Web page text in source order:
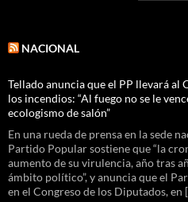
NACIONAL
Tellado anuncia que el PP llevará al
los incendios: “Al fuego no se le
ecologismo de salón”
En una rueda de prensa en la sede
Partido Popular sostiene que “la
aumento de su virulencia, año tras
ámbito político”, y anuncia que el
en el Congreso de los Diputados, en